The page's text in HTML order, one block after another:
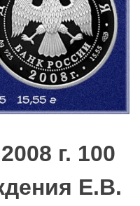
г. 100
Е.В.